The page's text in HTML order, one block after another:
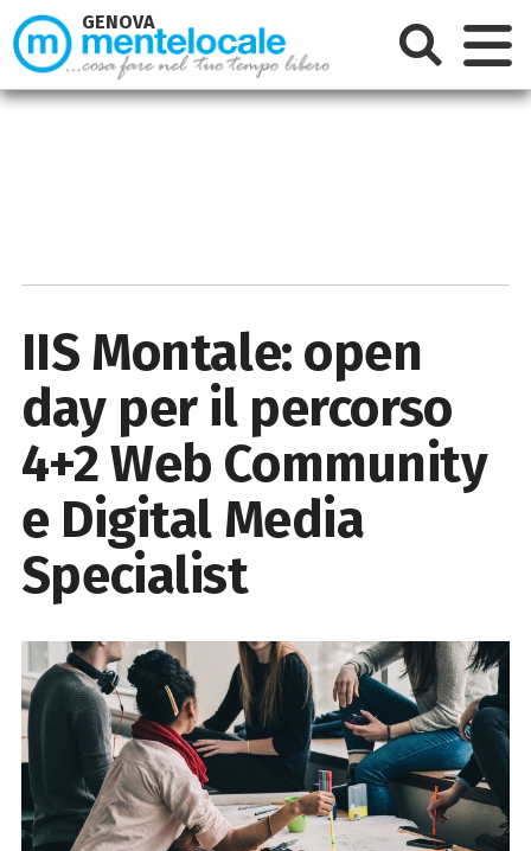
IIS Montale: open
day per il percorso
4+2 Web Community
e Digital Media
Specialist
GENOVA